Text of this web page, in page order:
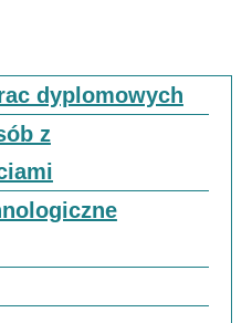
dyplomowych
z